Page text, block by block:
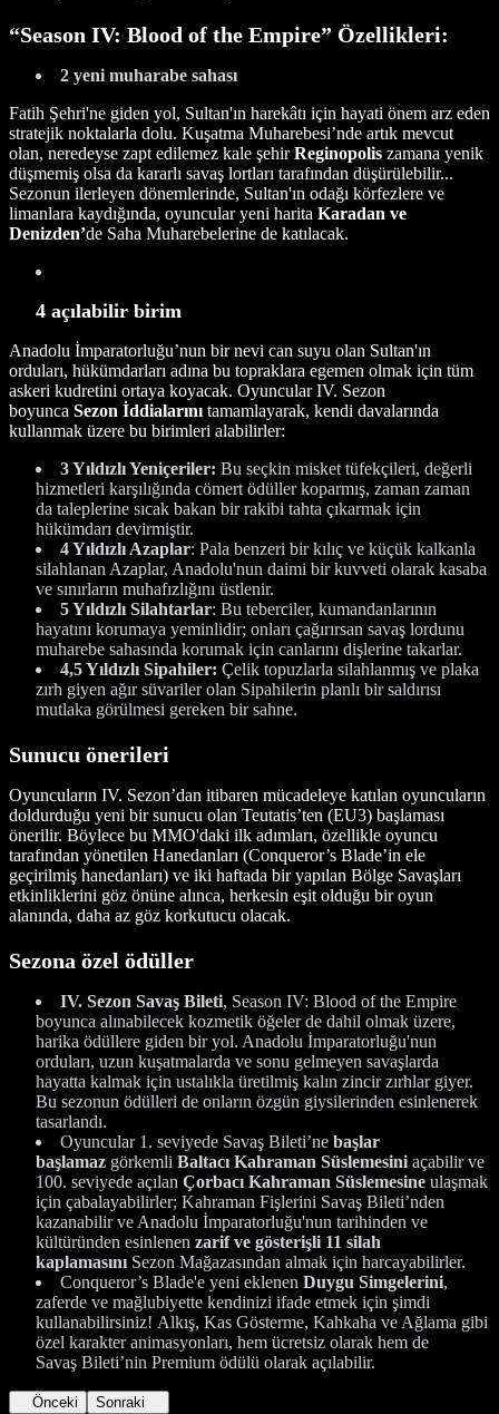
“Season IV: Blood of the Empire” Özellikleri:
2 yeni muharabe sahası
Fatih Şehri'ne giden yol, Sultan'ın harekâtı için hayati önem arz eden
stratejik noktalarla dolu. Kuşatma Muharebesi’nde artık mevcut
olan, neredeyse zapt edilemez kale şehirReginopolis zamana yenik
düşmemiş olsa da kararlı savaş lortları tarafından düşürülebilir...
Sezonun ilerleyen dönemlerinde, Sultan'ın odağı körfezlere ve
limanlara kaydığında, oyuncular yeni harita Karadan ve
Denizden’de Saha Muharebelerine de katılacak.
4 açılabilir birim
Anadolu İmparatorluğu’nun bir nevi can suyu olan Sultan'ın
orduları, hükümdarları adına bu topraklara egemen olmak için tüm
askeri kudretini ortaya koyacak. Oyuncular IV. Sezon
boyunca Sezon İddialarını tamamlayarak, kendi davalarında
kullanmak üzere bu birimleri alabilirler:
3 Yıldızlı Yeniçeriler: Bu seçkin misket tüfekçileri, değerli
hizmetleri karşılığında cömert ödüller koparmış, zaman zaman
da taleplerine sıcak bakan bir rakibi tahta çıkarmak için
hükümdarı devirmiştir.
4 Yıldızlı Azaplar: Pala benzeri bir kılıç ve küçük kalkanla
silahlanan Azaplar, Anadolu'nun daimi bir kuvveti olarak kasaba
ve sınırların muhafızlığını üstlenir.
5 Yıldızlı Silahtarlar: Bu teberciler, kumandanlarının
hayatını korumaya yeminlidir; onları çağırırsan savaş lordunu
muharebe sahasında korumak için canlarını dişlerine takarlar.
4,5 Yıldızlı Sipahiler: Çelik topuzlarla silahlanmış ve plaka
zırh giyen ağır süvariler olan Sipahilerin planlı bir saldırısı
mutlaka görülmesi gereken bir sahne.
Sunucu önerileri
Oyuncuların IV. Sezon’dan itibaren mücadeleye katılan oyuncuların
doldurduğu yeni bir sunucu olan Teutatis’ten (EU3) başlaması
önerilir. Böylece bu MMO'daki ilk adımları, özellikle oyuncu
tarafından yönetilen Hanedanları (Conqueror’s Blade’in ele
geçirilmiş hanedanları) ve iki haftada bir yapılan Bölge Savaşları
etkinliklerini göz önüne alınca, herkesin eşit olduğu bir oyun
alanında, daha az göz korkutucu olacak.
Sezona özel ödüller
IV. Sezon Savaş Bileti, Season IV: Blood of the Empire
boyunca alınabilecek kozmetik öğeler de dahil olmak üzere,
harika ödüllere giden bir yol. Anadolu İmparatorluğu'nun
orduları, uzun kuşatmalarda ve sonu gelmeyen savaşlarda
hayatta kalmak için ustalıkla üretilmiş kalın zincir zırhlar giyer.
Bu sezonun ödülleri de onların özgün giysilerinden esinlenerek
tasarlandı.
Oyuncular 1. seviyede Savaş Bileti’ne başlar
başlamaz görkemli Baltacı Kahraman Süslemesini açabilir ve
100. seviyede açılan Çorbacı Kahraman Süslemesine ulaşmak
için çabalayabilirler; Kahraman Fişlerini Savaş Bileti’nden
kazanabilir ve Anadolu İmparatorluğu'nun tarihinden ve
kültüründen esinlenen zarif ve gösterişli 11 silah
kaplamasını Sezon Mağazasından almak için harcayabilirler.
Conqueror’s Blade'e yeni eklenen Duygu Simgelerini,
zaferde ve mağlubiyette kendinizi ifade etmek için şimdi
kullanabilirsiniz! Alkış, Kas Gösterme, Kahkaha ve Ağlama gibi
özel karakter animasyonları, hem ücretsiz olarak hem de
Savaş Bileti’nin Premium ödülü olarak açılabilir.
Önceki Sonraki